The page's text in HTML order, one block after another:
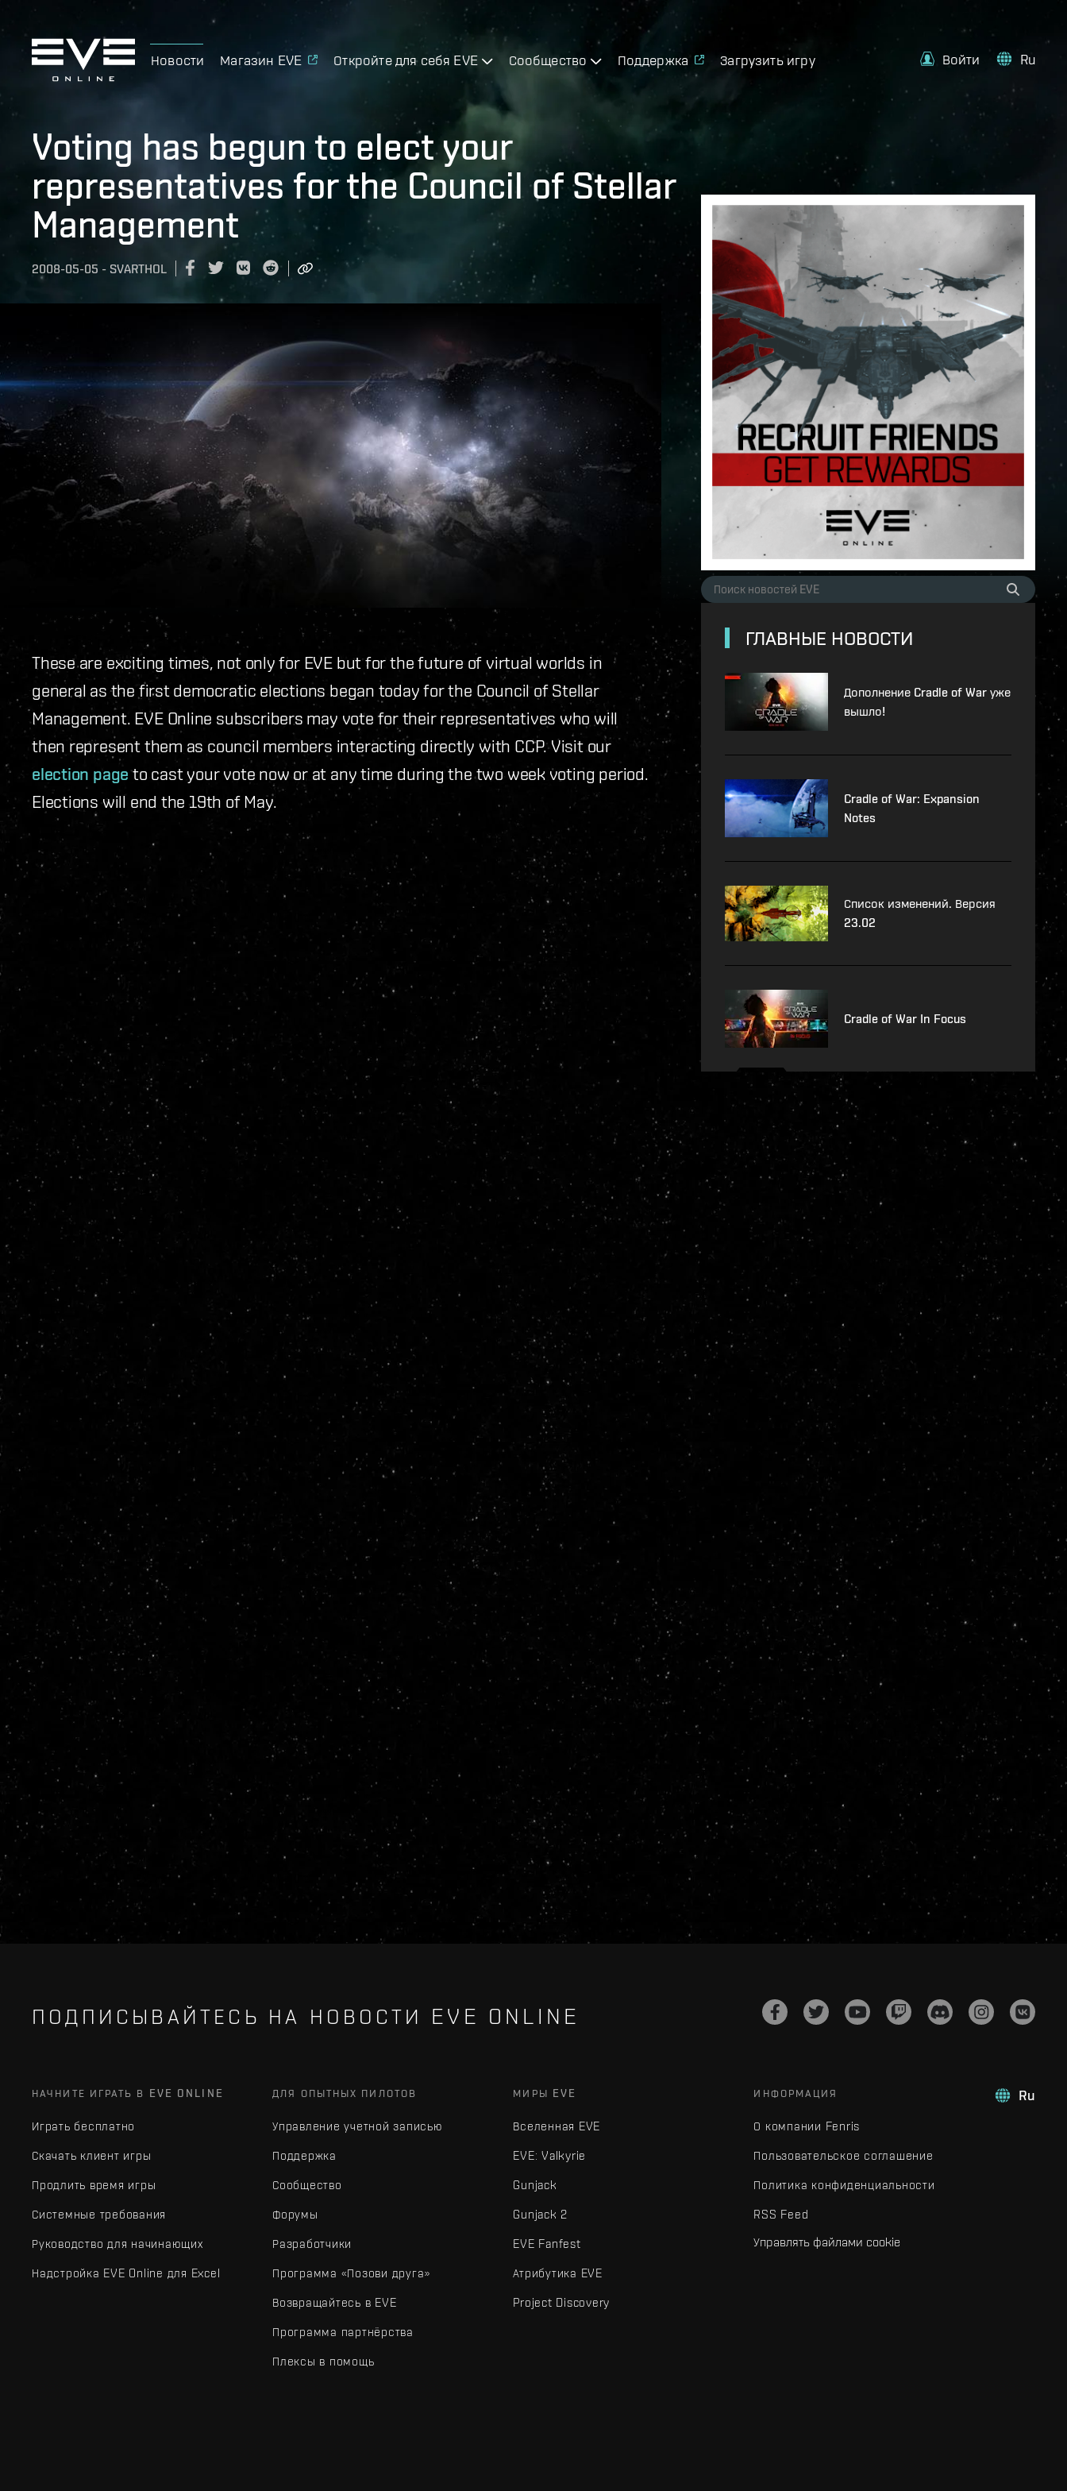
Новости Магазин EVE Откройте для себя EVE Сообщество Поддержка Загрузить игру Войти Ru
Voting has begun to elect your
representatives for the Council of Stellar
Management
2008-05-05 - SVARTHOL
These are exciting times, not only for EVE but for the future of virtual worlds in
general as the first democratic elections began today for the Council of Stellar
Management. EVE Online subscribers may vote for their representatives who will
then represent them as council members interacting directly with CCP. Visit our
election pageto cast your vote now or at any time during the two week voting period.
Elections will end the 19th of May.
ГЛАВНЫЕ НОВОСТИ
Дополнение Cradle of War уже
вышло!
Cradle of War: Expansion
Notes
Список изменений. Версия
23.02
Cradle of War In Focus
ПОДПИСЫВАЙТЕСЬ НА НОВОСТИ EVE ONLINE
Ru
НАЧНИТЕ ИГРАТЬ В EVE ONLINE
Играть бесплатно
Скачать клиент игры
Продлить время игры
Системные требования
Руководство для начинающих
Надстройка EVE Online для Excel
ДЛЯ ОПЫТНЫХ ПИЛОТОВ
Управление учетной записью
Поддержка
Сообщество
Форумы
Разработчики
Программа «Позови друга»
Возвращайтесь в EVE
Программа партнёрства
Плексы в помощь
МИРЫ EVE
Вселенная EVE
EVE: Valkyrie
Gunjack
Gunjack 2
EVE Fanfest
Атрибутика EVE
Project Discovery
ИНФОРМАЦИЯ
О компании Fenris
Пользовательское соглашение
Политика конфиденциальности
RSS Feed
Управлять файлами cookie